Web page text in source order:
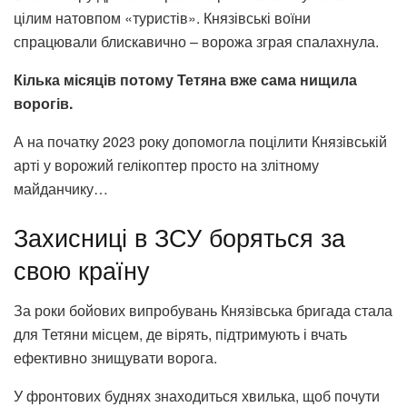
цілим натовпом «туристів». Князівські воїни
спрацювали блискавично – ворожа зграя спалахнула.
Кілька місяців потому Тетяна вже сама нищила
ворогів.
А на початку 2023 року допомогла поцілити Князівській
арті у ворожий гелікоптер просто на злітному
майданчику…
Захисниці в ЗСУ боряться за
свою країну
За роки бойових випробувань Князівська бригада стала
для Тетяни місцем, де вірять, підтримують і вчать
ефективно знищувати ворога.
У фронтових буднях знаходиться хвилька, щоб почути